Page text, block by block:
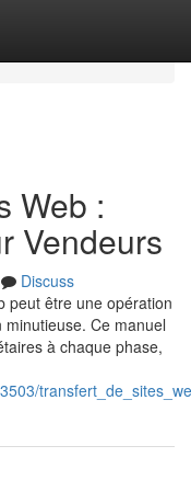
Web :
Vendeurs
Discuss
peut être une opération
Ce manuel
à chaque phase,